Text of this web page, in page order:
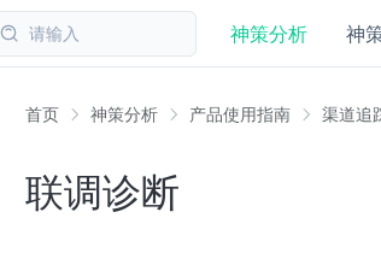
请输入 神策分析 神
首页 神策分析 产品使用指南 渠道追
联调诊断